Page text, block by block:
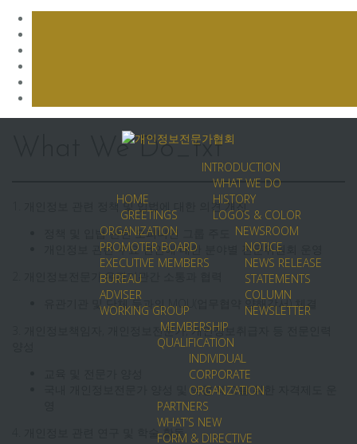
HOME
GREETINGS
INTRODUCTION
WHAT WE DO
HISTORY
LOGOS & COLOR
ORGANIZATION
PROMOTER BOARD
EXECUTIVE MEMBERS
BUREAU
ADVISER
WORKING GROUP
NEWSROOM
NOTICE
NEWS RELEASE
STATEMENTS
COLUMN
NEWSLETTER
MEMBERSHIP
QUALIFICATION
INDIVIDUAL
CORPORATE
ORGANZATION
PARTNERS
WHAT’S NEW
FORM & DIRECTIVE
What We Do_txt
1. 개인정보 관련 정책 및 입법에 대한 의견 개진
정책 및 입법 관련 오피니언 그룹 주도
개인정보 관련 주요 현안에 대한 분야별 전문위원회 운영
2. 개인정보전문가·유관기관간 소통과 협력
유관기관 및 단체 등과의 MOU(업무협약 양해각서) 체결
3. 개인정보책임자, 개인정보전문가, 개인정보취급자 등 전문인력
국내 개인정보전문가 양성 및 역량 제고를 위한 자격제도 운
4. 개인정보 관련 연구 및 학술 활동